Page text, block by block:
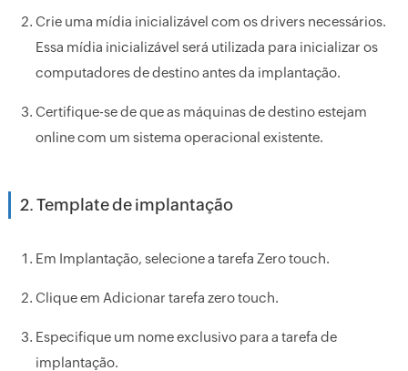
Crie uma mídia inicializável com os drivers necessários.
Essa mídia inicializável será utilizada para inicializar os
computadores de destino antes da implantação.
Certifique-se de que as máquinas de destino estejam
online com um sistema operacional existente.
2. Template de implantação
Em Implantação, selecione a tarefa Zero touch.
Clique em Adicionar tarefa zero touch.
Especifique um nome exclusivo para a tarefa de
implantação.